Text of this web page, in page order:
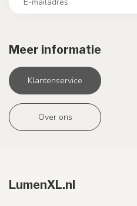
Meer informatie
Klantenservice
Over ons
LumenXL.nl